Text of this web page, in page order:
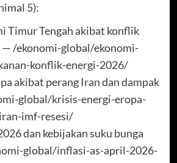
5):
Timur Tengah akibat konflik
— /ekonomi-global/ekonomi-
konflik-energi-2026/
akibat perang Iran dan dampak
global/krisis-energi-eropa-
imf-resesi/
dan kebijakan suku bunga
global/inflasi-as-april-2026-